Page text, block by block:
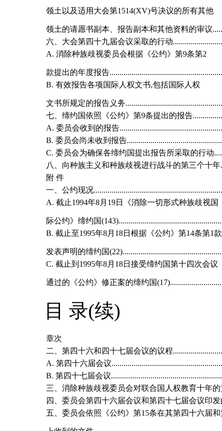
领土以及适用大会第1514(XV)号决议的所有其他
领土的请愿书副本、报告副本和其他资料的审议
六、大会第四十九届会议采取的行动
A. 消除种族歧视委员会根据《公约》第9条第2
款提出的年度报告
B. 有效报告各项国际人权文书,包括国际人权
文书所规定的报告义务
七、缔约国依照《公约》第9条提出的报告
A. 委员会收到的报告
B. 委员会尚未收到报告
C. 委员会为确保各缔约国提出报告所采取的行动
八、向种族主义和种族歧视进行战斗的第三个十年
附 件
一、公约现况
A. 截止1994年8月19日《消除一切形式种族歧视国
际公约》缔约国
B. 截止至1995年8月18日根据《公约》第14条第1款
发表声明的缔约国
C. 截止到1995年8月18日接受缔约国第十四次会议
通过的《公约》修正案的缔约国
目 录(续)
章次
二、第四十六和四十七届会议的议程
A. 第四十六届会议
B. 第四十七届会议
三、消除种族歧视委员会对联合国人权教育十年的
四、委员会第四十六届会议和第四十七届会议印发
五、委员会依照《公约》第15条在其第四十六届